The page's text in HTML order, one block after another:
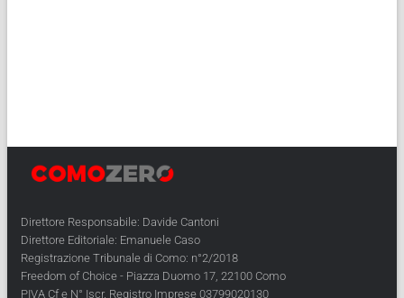
Direttore Responsabile: Davide Cantoni
Direttore Editoriale: Emanuele Caso
Registrazione Tribunale di Como: n°2/2018
Freedom of Choice - Piazza Duomo 17, 22100 Como
PIVA Cf e N° Iscr. Registro Imprese 03799020130